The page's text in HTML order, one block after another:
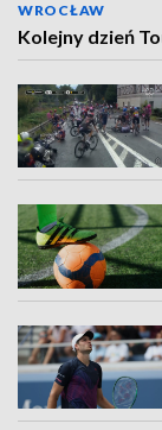
WROCŁAW
Kolejny dzień